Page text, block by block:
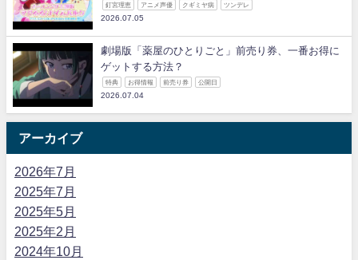
釘宮理恵 アニメ声優 クギミヤ病 ツンデレ
2026.07.05
劇場版「薬屋のひとりごと」前売り券、一番お得に
ゲットする方法？
特典 お得情報 前売り券 公開日
2026.07.04
アーカイブ
2026年7月
2025年7月
2025年5月
2025年2月
2024年10月